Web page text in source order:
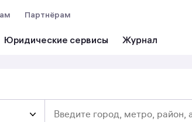
Юридические сервисы
Партнёрам